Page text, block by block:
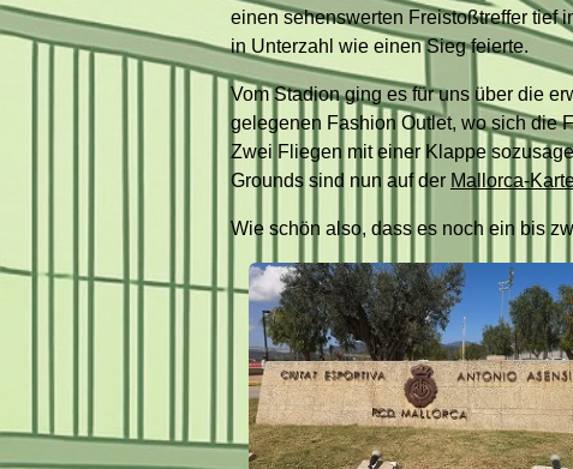
einen sehenswerten Freistoßtreffer tief
in Unterzahl wie einen Sieg feierte.
Vom Stadion ging es für uns über die
gelegenen Fashion Outlet, wo sich die
Zwei Fliegen mit einer Klappe
Grounds sind nun auf der Mallorca-
Wie schön also, dass es noch ein bis